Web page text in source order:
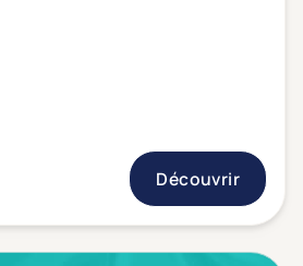
Découvrir